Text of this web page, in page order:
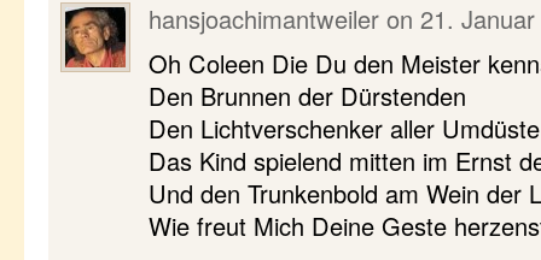
hansjoachimantweiler on 21.
Oh Coleen Die Du den Meister
Den Brunnen der Dürstenden
Den Lichtverschenker aller
Das Kind spielend mitten im Ernst
Und den Trunkenbold am Wein der
Wie freut Mich Deine Geste